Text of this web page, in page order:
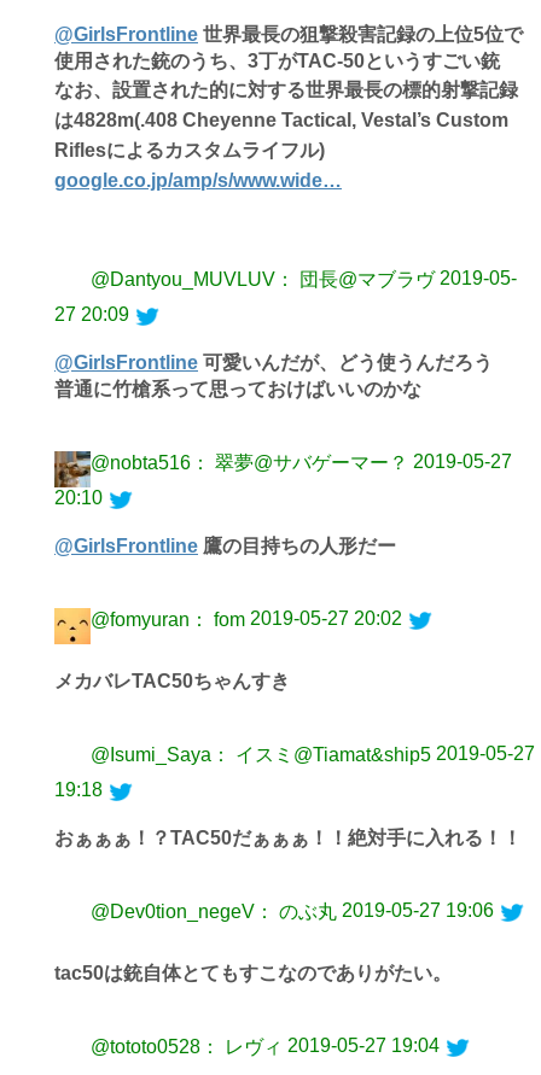
@GirlsFrontline 世界最長の狙撃殺害記録の上位5位で
使用された銃のうち、3丁がTAC-50というすごい銃
なお、設置された的に対する世界最長の標的射撃記録
は4828m(.408 Cheyenne Tactical, Vestal’s Custom
Riflesによるカスタムライフル)
google.co.jp/amp/s/www.wide…
@Dantyou_MUVLUV： 団長@マブラヴ 2019-05-
27 20:09
@GirlsFrontline 可愛いんだが、どう使うんだろう
普通に竹槍系って思っておけばいいのかな
@nobta516： 翠夢@サバゲーマー？ 2019-05-27
20:10
@GirlsFrontline 鷹の目持ちの人形だー
@fomyuran： fom 2019-05-27 20:02
メカバレTAC50ちゃんすき
@Isumi_Saya： イスミ@Tiamat&ship5 2019-05-27
19:18
おぁぁぁ！？TAC50だぁぁぁ！！絶対手に入れる！！
@Dev0tion_negeV： のぶ丸 2019-05-27 19:06
tac50は銃自体とてもすこなのでありがたい。
@tototo0528： レヴィ 2019-05-27 19:04